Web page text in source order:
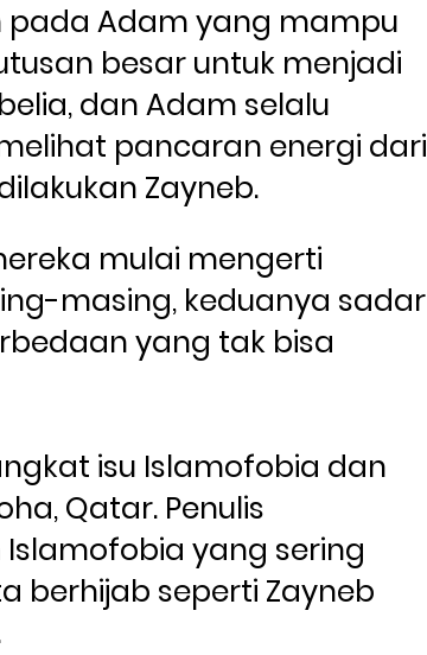
pada Adam yang mampu
besar untuk menjadi
dan Adam selalu
pancaran energi dari
Zayneb.
mulai mengerti
masing, keduanya sadar
yang tak bisa
isu Islamofobia dan
Qatar. Penulis
yang sering
berhijab seperti Zayneb